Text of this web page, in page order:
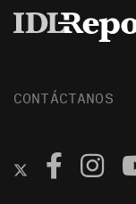
CONTÁCTANOS